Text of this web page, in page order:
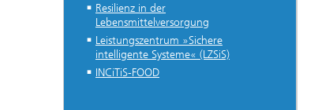
Resilienz in der
Lebensmittelversorgung
Leistungszentrum »Sichere
intelligente Systeme« (LZSiS)
INCiTiS-FOOD